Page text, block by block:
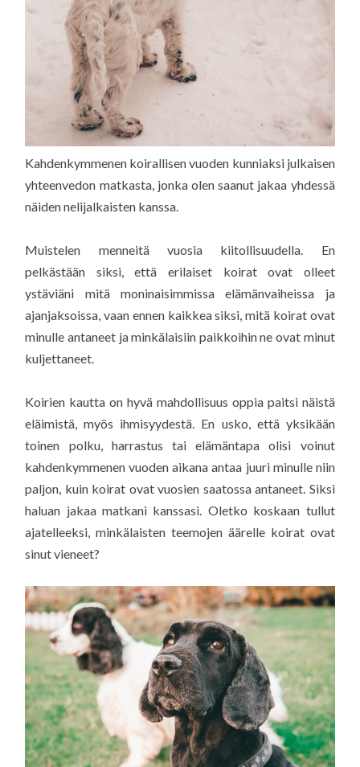
Kahdenkymmenen koirallisen vuoden kunniaksi julkaisen
yhteenvedon matkasta, jonka olen saanut jakaa yhdessä
näiden nelijalkaisten kanssa.
Muistelen menneitä vuosia kiitollisuudella. En
pelkästään siksi, että erilaiset koirat ovat olleet
ystäviäni mitä moninaisimmissa elämänvaiheissa ja
ajanjaksoissa, vaan ennen kaikkea siksi, mitä koirat ovat
minulle antaneet ja minkälaisiin paikkoihin ne ovat minut
kuljettaneet.
Koirien kautta on hyvä mahdollisuus oppia paitsi näistä
eläimistä, myös ihmisyydestä. En usko, että yksikään
toinen polku, harrastus tai elämäntapa olisi voinut
kahdenkymmenen vuoden aikana antaa juuri minulle niin
paljon, kuin koirat ovat vuosien saatossa antaneet. Siksi
haluan jakaa matkani kanssasi. Oletko koskaan tullut
ajatelleeksi, minkälaisten teemojen äärelle koirat ovat
sinut vieneet?